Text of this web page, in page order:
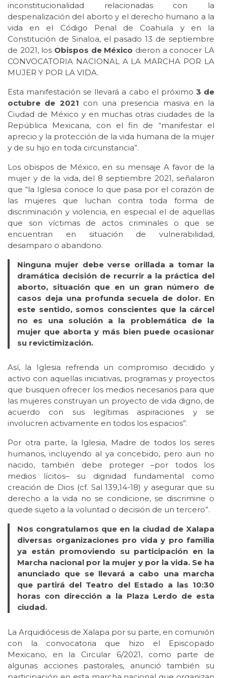
inconstitucionalidad relacionadas con la
despenalización del aborto y el derecho humano a la
vida en el Código Penal de Coahuila y en la
Constitución de Sinaloa, el pasado 13 de septiembre
de 2021, los Obispos de México dieron a conocer LA
CONVOCATORIA NACIONAL A LA MARCHA POR LA
MUJER Y POR LA VIDA.
Esta manifestación se llevará a cabo el próximo 3 de
octubre de 2021 con una presencia masiva en la
Ciudad de México y en muchas otras ciudades de la
República Mexicana, con el fin de “manifestar el
aprecio y la protección de la vida humana de la mujer
y de su hijo en toda circunstancia”.
Los obispos de México, en su mensaje A favor de la
mujer y de la vida, del 8 septiembre 2021, señalaron
que “la Iglesia conoce lo que pasa por el corazón de
las mujeres que luchan contra toda forma de
discriminación y violencia, en especial el de aquellas
que son víctimas de actos criminales o que se
encuentran en situación de vulnerabilidad,
desamparo o abandono.
Ninguna mujer debe verse orillada a tomar la
dramática decisión de recurrir a la práctica del
aborto, situación que en un gran número de
casos deja una profunda secuela de dolor. En
este sentido, somos conscientes que la cárcel
no es una solución a la problemática de la
mujer que aborta y más bien puede ocasionar
su revictimización.
Así, la Iglesia refrenda un compromiso decidido y
activo con aquellas iniciativas, programas y proyectos
que busquen ofrecer los medios necesarios para que
las mujeres construyan un proyecto de vida digno, de
acuerdo con sus legítimas aspiraciones y se
involucren activamente en todos los espacios”.
Por otra parte, la Iglesia, Madre de todos los seres
humanos, incluyendo al ya concebido, pero aun no
nacido, también debe proteger –por todos los
medios lícitos– su dignidad fundamental como
creación de Dios (cf. Sal 139,14-18) y asegurar que su
derecho a la vida no se condicione, se discrimine o
quede sujeto a la voluntad o decisión de un tercero”.
Nos congratulamos que en la ciudad de Xalapa
diversas organizaciones pro vida y pro familia
ya están promoviendo su participación en la
Marcha nacional por la mujer y por la vida. Se ha
anunciado que se llevará a cabo una marcha
que partirá del Teatro del Estado a las 10:30
horas con dirección a la Plaza Lerdo de esta
ciudad.
La Arquidiócesis de Xalapa por su parte, en comunión
con la convocatoria que hizo el Episcopado
Mexicano, en la Circular 6/2021, como parte de
algunas acciones pastorales, anunció también su